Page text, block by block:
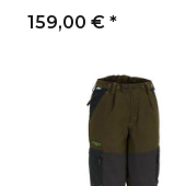
159,00 € *